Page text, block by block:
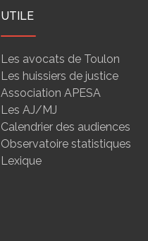
UTILE
Les avocats de Toulon
Les huissiers de justice
Association APESA
Les AJ/MJ
Calendrier des audiences
Observatoire statistiques
Lexique